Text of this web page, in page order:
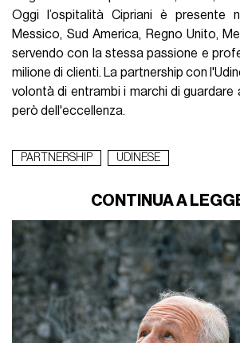
Oggi l’ospitalità Cipriani è presente
Messico, Sud America, Regno Unito,
servendo con la stessa passione e
milione di clienti. La partnership con
volontà di entrambi i marchi di guardare
però dell'eccellenza.
PARTNERSHIP UDINESE
CONTINUA A